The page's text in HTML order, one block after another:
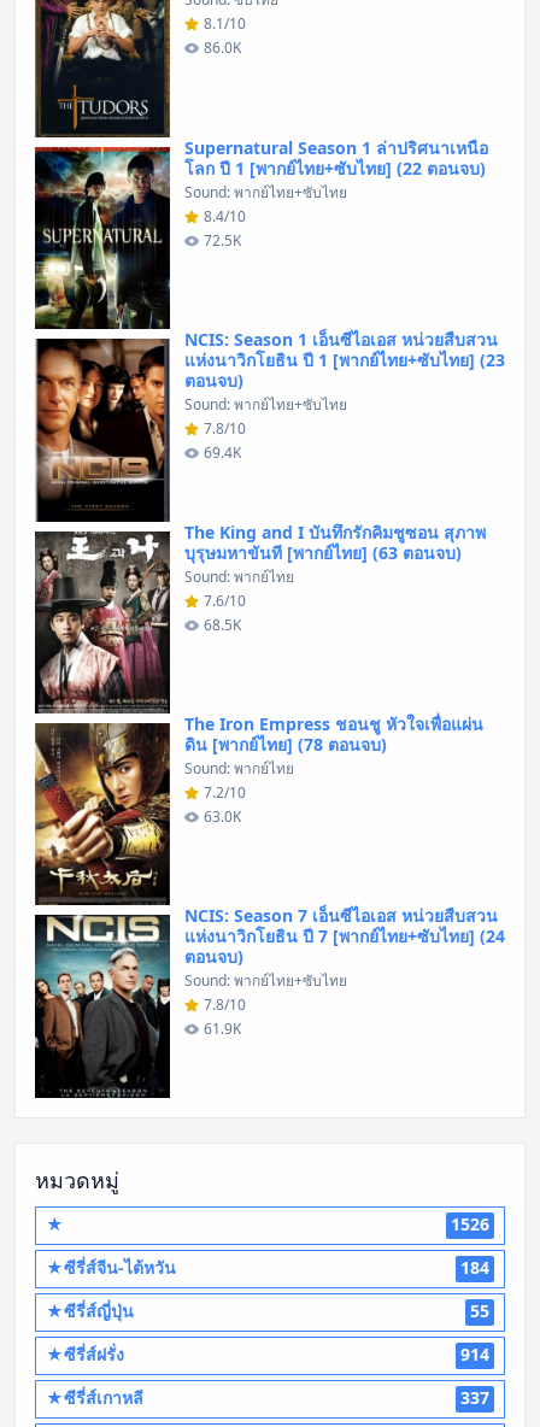
8.1/10
86.0K
Supernatural Season 1 ล่าปริศนาเหนือ
โลก ปี 1 [พากย์ไทย+ซับไทย] (22 ตอนจบ)
Sound: พากย์ไทย+ซับไทย
8.4/10
72.5K
NCIS: Season 1 เอ็นซีไอเอส หน่วยสืบสวน
แห่งนาวิกโยธิน ปี 1 [พากย์ไทย+ซับไทย] (23
ตอนจบ)
Sound: พากย์ไทย+ซับไทย
7.8/10
69.4K
The King and I บันทึกรักคิมชูซอน สุภาพ
บุรุษมหาขันที [พากย์ไทย] (63 ตอนจบ)
Sound: พากย์ไทย
7.6/10
68.5K
The Iron Empress ชอนชู หัวใจเพื่อแผ่น
ดิน [พากย์ไทย] (78 ตอนจบ)
Sound: พากย์ไทย
7.2/10
63.0K
NCIS: Season 7 เอ็นซีไอเอส หน่วยสืบสวน
แห่งนาวิกโยธิน ปี 7 [พากย์ไทย+ซับไทย] (24
ตอนจบ)
Sound: พากย์ไทย+ซับไทย
7.8/10
61.9K
หมวดหมู่
★
1526
★ซีรี่ส์จีน-ไต้หวัน
184
★ซีรี่ส์ญี่ปุ่น
55
★ซีรี่ส์ฝรั่ง
914
★ซีรี่ส์เกาหลี
337